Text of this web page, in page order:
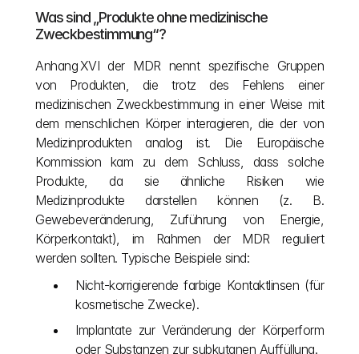
Was sind „Produkte ohne medizinische
Zweckbestimmung“?
Anhang XVI der MDR nennt spezifische Gruppen
von Produkten, die trotz des Fehlens einer
medizinischen Zweckbestimmung in einer Weise mit
dem menschlichen Körper interagieren, die der von
Medizinprodukten analog ist. Die Europäische
Kommission kam zu dem Schluss, dass solche
Produkte, da sie ähnliche Risiken wie
Medizinprodukte darstellen können (z. B.
Gewebeveränderung, Zuführung von Energie,
Körperkontakt), im Rahmen der MDR reguliert
werden sollten. Typische Beispiele sind:
Nicht-korrigierende farbige Kontaktlinsen (für
kosmetische Zwecke).
Implantate zur Veränderung der Körperform
oder Substanzen zur subkutanen Auffüllung.